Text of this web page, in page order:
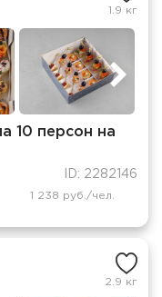
1.9 кг
10 персон на
ID: 2282146
1 238 руб./чел.
2.9 кг